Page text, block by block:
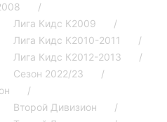
Лига Кидс К2009
Лига Кидс К2010-2011
Лига Кидс К2012-2013
Сезон 2022/23
Второй Дивизион